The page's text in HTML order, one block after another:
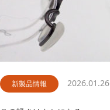
新製品情報 2026.01.26